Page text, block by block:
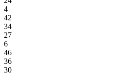
4
42
34
27
6
46
36
30